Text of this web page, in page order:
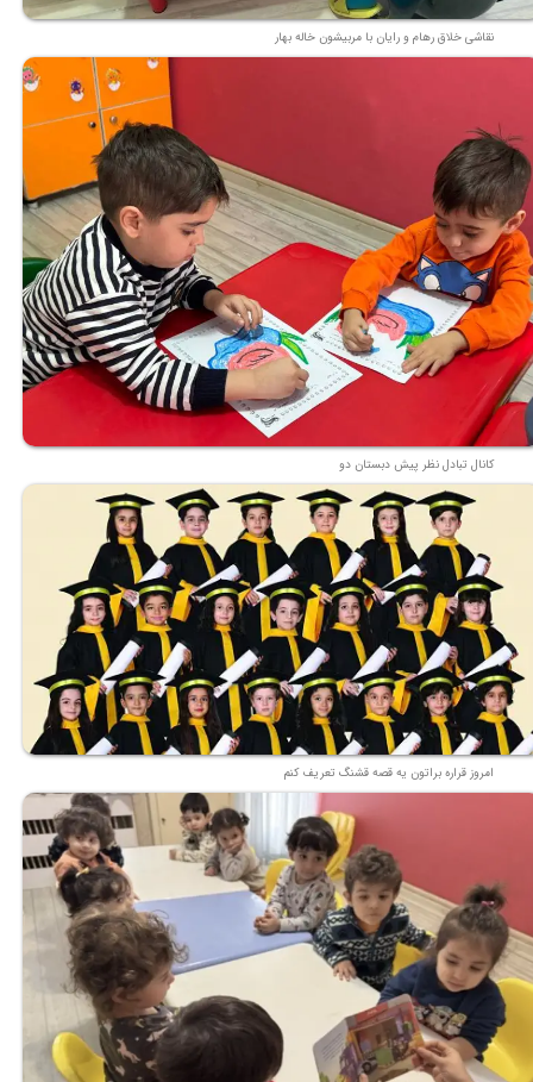
نقاشی خلاق رهام و رایان با مربیشون خاله بهار
کانال تبادل نظر پیش دبستان دو
امروز قراره براتون یه قصه قشنگ تعریف کنم